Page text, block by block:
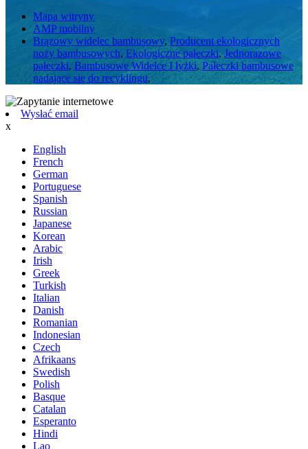
Mapa witryny
AMP mobilny
Brązowy widelec bambusowy,Producent ekologicznych
noży bambusowych, Ekologiczne pałeczki,Jednorazowe
pałeczki, Bambusowe Widelce I łyżki,Pałeczki bambusowe
nadające się do recyklingu,
Wysłać email
x
English
French
German
Portuguese
Spanish
Russian
Japanese
Korean
Arabic
Irish
Greek
Turkish
Italian
Danish
Romanian
Indonesian
Czech
Afrikaans
Swedish
Polish
Basque
Catalan
Esperanto
Hindi
Lao